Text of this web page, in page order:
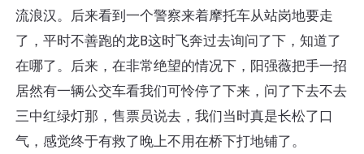
流浪汉。后来看到一个警察来着摩托车从站岗地要走
了，平时不善跑的龙B这时飞奔过去询问了下，知道了
在哪了。后来，在非常绝望的情况下，阳强薇把手一招
居然有一辆公交车看我们可怜停了下来，问了下去不去
三中红绿灯那，售票员说去，我们当时真是长松了口
气，感觉终于有救了晚上不用在桥下打地铺了。